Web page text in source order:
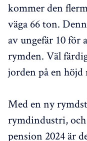
kommer den
väga 66 ton.
av ungefär 10 för
rymden. Väl
jorden på en höjd
Med en ny
rymdindustri, och
pension 2024 är